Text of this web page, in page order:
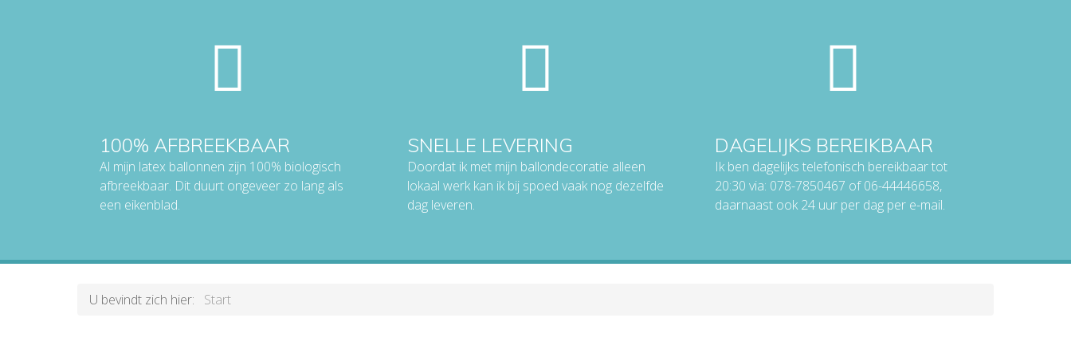
100% AFBREEKBAAR
Al mijn latex ballonnen zijn 100% biologisch
afbreekbaar. Dit duurt ongeveer zo lang als
een eikenblad.
SNELLE LEVERING
Doordat ik met mijn ballondecoratie alleen
lokaal werk kan ik bij spoed vaak nog dezelfde
dag leveren.
DAGELIJKS BEREIKBAAR
Ik ben dagelijks telefonisch bereikbaar tot
20:30 via: 078-7850467 of 06-44446658,
daarnaast ook 24 uur per dag per e-mail.
U bevindt zich hier: Start